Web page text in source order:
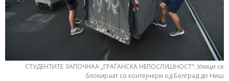
СТУДЕНТИТЕ ЗАПОЧНАА „ГРАЃАНСКА НЕПОСЛУШНОСТ“: Улици се
блокираат со контејнери од Белград до Ниш